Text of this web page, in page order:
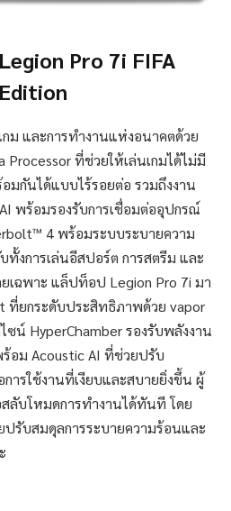
Pro 7i FIFA
ม และการทำงานแห่งอนาคตด้วย
Processor ที่ช่วยให้เล่นเกมได้ไม่มี
มกันได้แบบไร้รอยต่อ รวมถึงงาน
พร้อมรองรับการเชื่อมต่ออุปกรณ์
4 พร้อมระบบระบายความ
งการเล่นอีสปอร์ต การสตรีม และ
เฉพาะ แล็ปท็อป Legion Pro 7i มา
ที่ยกระดับประสิทธิภาพด้วย vapor
น์ HyperChamber รองรับพลังงาน
อม Acoustic AI ที่ช่วยปรับ
ารใช้งานที่เงียบและสบายยิ่งขึ้น ผู้
สลับโหมดการทำงานได้ทันที โดย
ปรับสมดุลการระบายความร้อนและ